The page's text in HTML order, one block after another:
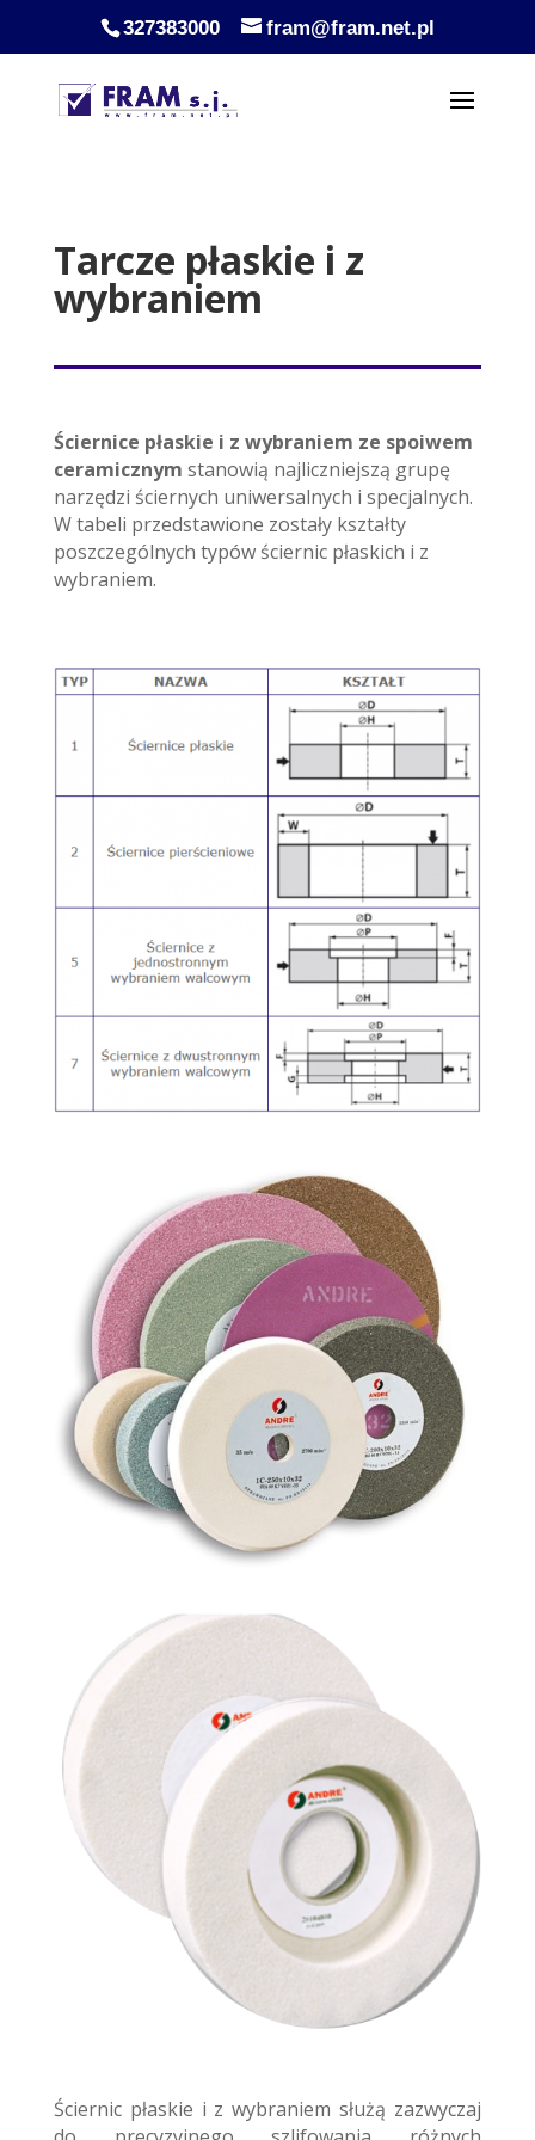
327383000 fram@fram.net.pl
Tarcze płaskie i z
wybraniem
Ściernice płaskie i z wybraniem ze spoiwem
ceramicznym stanowią najliczniejszą grupę
narzędzi ściernych uniwersalnych i specjalnych.
W tabeli przedstawione zostały kształty
poszczególnych typów ściernic płaskich i z
wybraniem.
Ściernic płaskie i z wybraniem służą zazwyczaj